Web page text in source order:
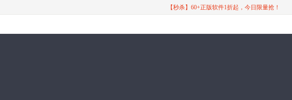
【秒杀】60+正版软件1折起，今日限量抢！